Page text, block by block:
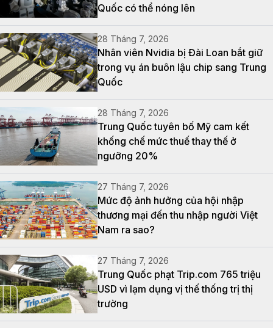
Quốc có thể nóng lên
28 Tháng 7, 2026
Nhân viên Nvidia bị Đài Loan bắt giữ
trong vụ án buôn lậu chip sang Trung
Quốc
28 Tháng 7, 2026
Trung Quốc tuyên bố Mỹ cam kết
khống chế mức thuế thay thế ở
ngưỡng 20%
27 Tháng 7, 2026
Mức độ ảnh hưởng của hội nhập
thương mại đến thu nhập người Việt
Nam ra sao?
27 Tháng 7, 2026
Trung Quốc phạt Trip.com 765 triệu
USD vì lạm dụng vị thế thống trị thị
trường